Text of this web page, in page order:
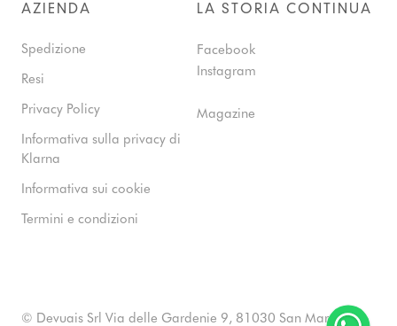
AZIENDA
Spedizione
Resi
Privacy Policy
Informativa sulla privacy di
Klarna
Informativa sui cookie
Termini e condizioni
LA STORIA CONTINUA
Facebook
Instagram
Magazine
© Devuais Srl Via delle Gardenie 9, 81030 San Marcellino